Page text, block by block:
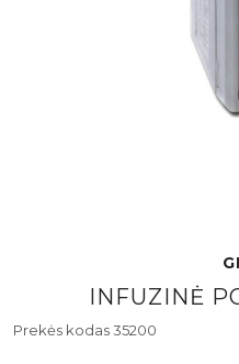
INFUZINĖ
Prekės kodas 35200